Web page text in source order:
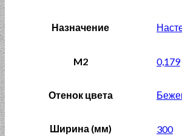
Назначение
M2 0,179
Отенок цвета
Ширина (мм) 300